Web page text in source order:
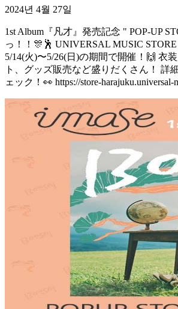
2024년 4월 27일
1st Album『凡才』発売記念 " POP-UP
っ！！🎊🕺 UNIVERSAL MUSIC
5/14(火)〜5/26(日)の期間で開催！🙌 衣
ト、グッズ販売など盛りだくさん！ 詳
ェック！👀 https://store-harajuku.universal-